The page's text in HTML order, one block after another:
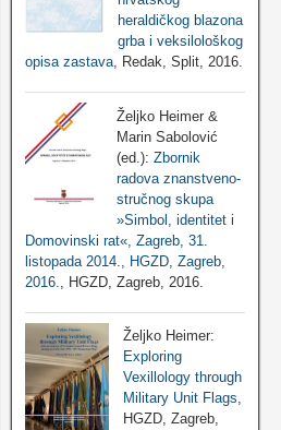
heraldičkog blazona
grba i veksilološkog
opisa zastava, Redak, Split, 2016.
Željko Heimer &
Marin Sabolović
(ed.): Zbornik
radova znanstveno-
stručnog skupa
»Simbol, identitet i
Domovinski rat«, Zagreb, 31.
listopada 2014., HGZD, Zagreb,
2016.
, HGZD, Zagreb, 2016.
Željko Heimer:
Exploring
Vexillology through
Military Unit Flags,
HGZD, Zagreb,